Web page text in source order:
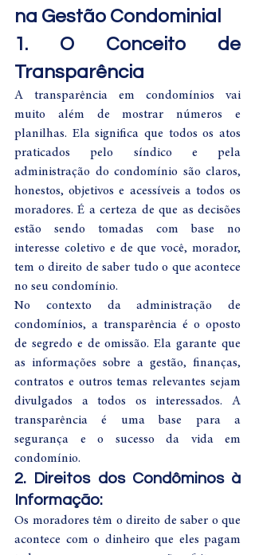
na Gestão Condominial
1. O Conceito de
Transparência
A transparência em condomínios vai
muito além de mostrar números e
planilhas. Ela significa que todos os atos
praticados pelo síndico e pela
administração do condomínio são claros,
honestos, objetivos e acessíveis a todos os
moradores. É a certeza de que as decisões
estão sendo tomadas com base no
interesse coletivo e de que você, morador,
tem o direito de saber tudo o que acontece
no seu condomínio.
No contexto da administração de
condomínios, a transparência é o oposto
de segredo e de omissão. Ela garante que
as informações sobre a gestão, finanças,
contratos e outros temas relevantes sejam
divulgados a todos os interessados. A
transparência é uma base para a
segurança e o sucesso da vida em
condomínio.
2. Direitos dos Condôminos à
Informação:
Os moradores têm o direito de saber o que
acontece com o dinheiro que eles pagam